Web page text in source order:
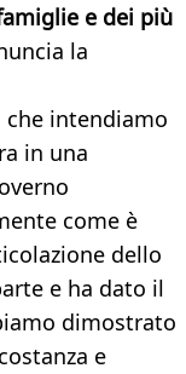
e dei più
la
che intendiamo
in una
come è
dello
e ha dato il
dimostrato
e